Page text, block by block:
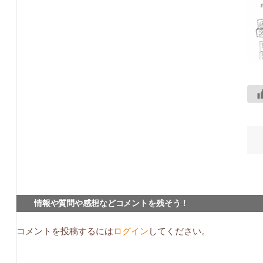
情報や質問や感想などコメントを残そう！
コメントを投稿するにはログイン してください。